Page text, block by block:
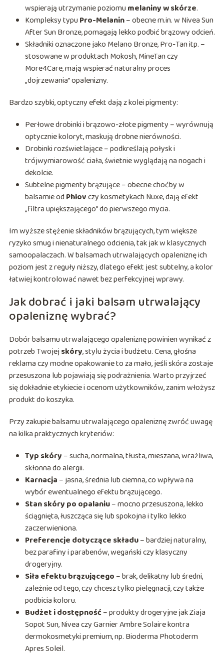
wspierają utrzymanie poziomumelaniny w skórze.
Kompleksy typuPro-Melanin– obecne m.in. w Nivea Sun
After Sun Bronze, pomagają lekko podbić brązowy odcień.
Składniki oznaczone jako Melano Bronze, Pro-Tan itp. –
stosowane w produktach Mokosh, MineTan czy
More4Care, mają wspierać naturalny proces
„dojrzewania” opalenizny.
Bardzo szybki, optyczny efekt dają z kolei pigmenty:
Perłowe drobinki i brązowo-złote pigmenty – wyrównują
optycznie koloryt, maskują drobne nierówności.
Drobinki rozświetlające – podkreślają połysk i
trójwymiarowość ciała, świetnie wyglądają na nogach i
dekolcie.
Subtelne pigmenty brązujące – obecne choćby w
balsamie od Phlovczy kosmetykach Nuxe, dają efekt
„filtra upiększającego” do pierwszego mycia.
Im wyższe stężenie składników brązujących, tym większe
ryzyko smug i nienaturalnego odcienia, tak jak w klasycznych
samoopalaczach. W balsamach utrwalających opaleniznę ich
poziom jest z reguły niższy, dlatego efekt jest subtelny, a kolor
łatwiej kontrolować nawet bez perfekcyjnej wprawy.
Jak dobrać i jaki balsam utrwalający
opaleniznę wybrać?
Dobór balsamu utrwalającego opaleniznę powinien wynikać z
potrzeb Twojejskóry, stylu życia i budżetu. Cena, głośna
reklama czy modne opakowanie to za mało, jeśli skóra zostaje
przesuszona lub pojawiają się podrażnienia. Warto przyjrzeć
się dokładnie etykiecie i ocenom użytkowników, zanim włożysz
produkt do koszyka.
Przy zakupie balsamu utrwalającego opaleniznę zwróć uwagę
na kilka praktycznych kryteriów:
Typ skóry – sucha, normalna, tłusta, mieszana, wrażliwa,
skłonna do alergii.
Karnacja – jasna, średnia lub ciemna, co wpływa na
wybór ewentualnego efektu brązującego.
Stan skóry po opalaniu– mocno przesuszona, lekko
ściągnięta, łuszcząca się lub spokojna i tylko lekko
zaczerwieniona.
Preferencje dotyczące składu– bardziej naturalny,
bez parafiny i parabenów, wegański czy klasyczny
drogeryjny.
Siła efektu brązującego – brak, delikatny lub średni,
zależnie od tego, czy chcesz tylko pielęgnacji, czy także
podbicia koloru.
Budżet i dostępność – produkty drogeryjne jak Ziaja
Sopot Sun, Nivea czy Garnier Ambre Solaire kontra
dermokosmetyki premium, np. Bioderma Photoderm
Apres Soleil.